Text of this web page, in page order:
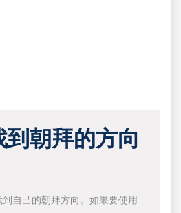
到朝拜的方向
自己的朝拜方向。如果要使用